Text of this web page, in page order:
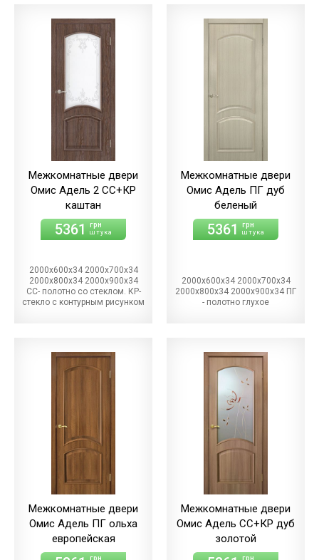
Межкомнатные двери
Омис Адель 2 СС+КР
каштан
5361 грн
штука
2000х600х34 2000х700х34
2000х800х34 2000х900х34
СС- полотно со стеклом. КР-
стекло с контурным рисунком
Межкомнатные двери
Омис Адель ПГ дуб
беленый
5361 грн
штука
2000х600х34 2000х700х34
2000х800х34 2000х900х34 ПГ
- полотно глухое
Межкомнатные двери
Омис Адель ПГ ольха
европейская
грн
Межкомнатные двери
Омис Адель СС+КР дуб
золотой
грн